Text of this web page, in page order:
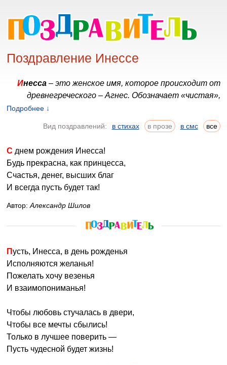
Поздравление Инессе
Инесса– это женское имя, которое происходит от
древнегреческого – Агнес. Обозначает «чистая»,
существо. Однако, позднее с возрастом, ее
превосходно хороший характер очень сильно меняется,
она становится более упрямой и целеустремленной, но
общение и дружба с ней не становится от этого
по характеру больше напоминает своего отца. Инесса
путешествовать. На протяжении своей жизни может
посетить много красивых и разнообразных мест не
только в своей стране, но и за границей. Каждая Инесса
может с легкость выучить больше, чем 5 языков, на
Инессу также называют:
Именины Инесса не празднует т.к. в православных
Подробнее ↓
Вид поздравлений: в стихах в прозе в смс все
С днем рождения Инесса!
Будь прекрасна, как принцесса,
Счастья, денег, высших благ
И всегда пусть будет так!
Автор:Александр Шилов
Пусть, Инесса, в день рожденья
Исполняются желанья!
Пожелать хочу везенья
И взаимопониманья!
Чтобы любовь стучалась в двери,
Чтобы все мечты сбылись!
Только в лучшее поверить —
Пусть чудесной будет жизнь!